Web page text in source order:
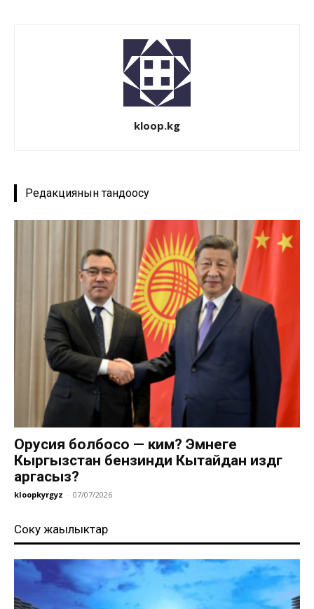
kloop.kg
Редакциянын тандоосу
Орусия болбосо — ким? Эмнеге
Кыргызстан бензинди Кытайдан издөөгө
аргасыз?
kloopkyrgyz - 07/07/2026
Соңку жаңылыктар